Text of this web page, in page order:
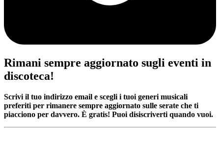
Rimani sempre aggiornato sugli eventi in
discoteca!
Scrivi il tuo indirizzo email e scegli i tuoi generi musicali
preferiti per rimanere sempre aggiornato sulle serate che ti
piacciono per davvero. È gratis! Puoi disiscriverti quando vuoi.